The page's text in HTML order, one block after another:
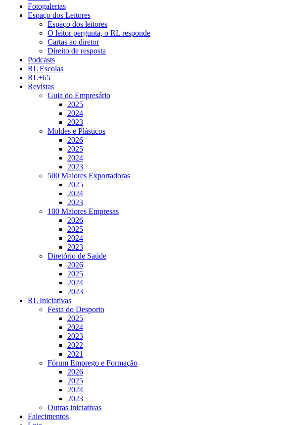
Fotogalerias
Espaço dos Leitores
Espaço dos leitores
O leitor pergunta, o RL responde
Cartas ao diretor
Direito de resposta
Podcasts
RL Escolas
RL+65
Revistas
Guia do Empresário
2025
2024
2023
Moldes e Plásticos
2026
2025
2024
2023
500 Maiores Exportadoras
2025
2024
2023
100 Maiores Empresas
2026
2025
2024
2023
Diretório de Saúde
2026
2025
2024
2023
RL Iniciativas
Festa do Desporto
2025
2024
2023
2022
2021
Fórum Emprego e Formação
2026
2025
2024
2023
Outras iniciativas
Falecimentos